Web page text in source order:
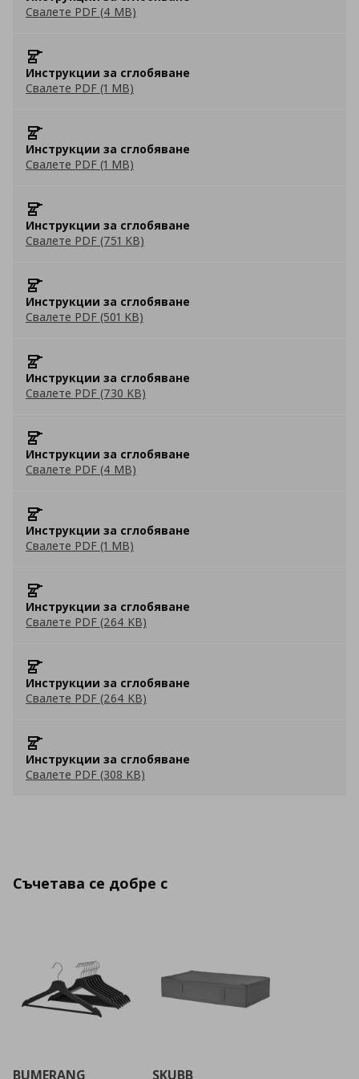
Свалете PDF (4 MB)
Инструкции за сглобяване
Свалете PDF (1 MB)
Инструкции за сглобяване
Свалете PDF (1 MB)
Инструкции за сглобяване
Свалете PDF (751 KB)
Инструкции за сглобяване
Свалете PDF (501 KB)
Инструкции за сглобяване
Свалете PDF (730 KB)
Инструкции за сглобяване
Свалете PDF (4 MB)
Инструкции за сглобяване
Свалете PDF (1 MB)
Инструкции за сглобяване
Свалете PDF (264 KB)
Инструкции за сглобяване
Свалете PDF (264 KB)
Инструкции за сглобяване
Свалете PDF (308 KB)
Съчетава се добре с
BUMERANG
SKUBB